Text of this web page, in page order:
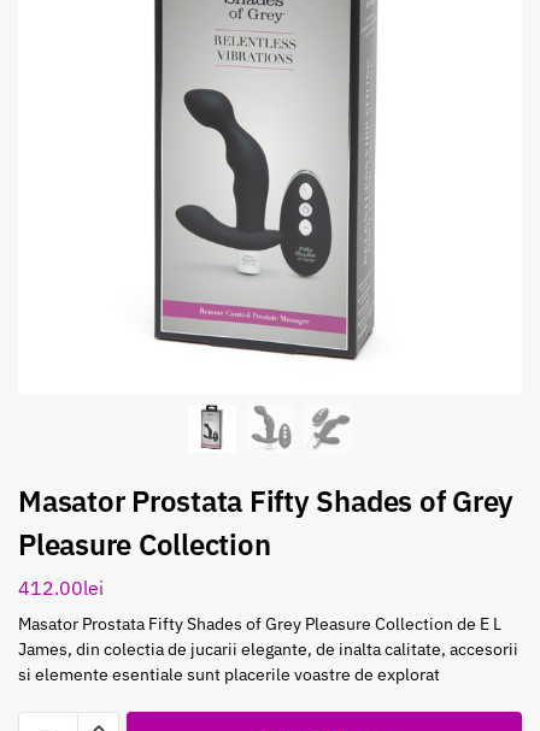
Masator Prostata Fifty Shades of Grey
Pleasure Collection
412.00lei
Masator Prostata Fifty Shades of Grey Pleasure Collection de E L
James, din colectia de jucarii elegante, de inalta calitate, accesorii
si elemente esentiale sunt placerile voastre de explorat